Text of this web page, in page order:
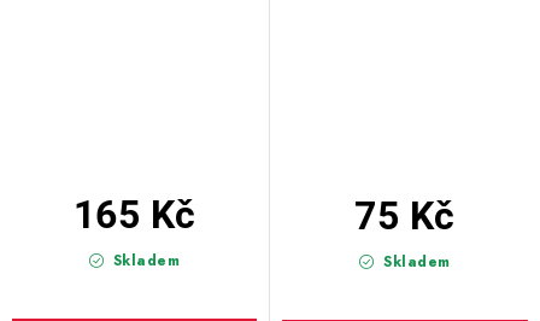
Skladem
165 Kč
Skladem
75 Kč